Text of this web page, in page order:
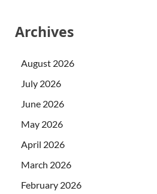
Archives
August 2026
July 2026
June 2026
May 2026
April 2026
March 2026
February 2026